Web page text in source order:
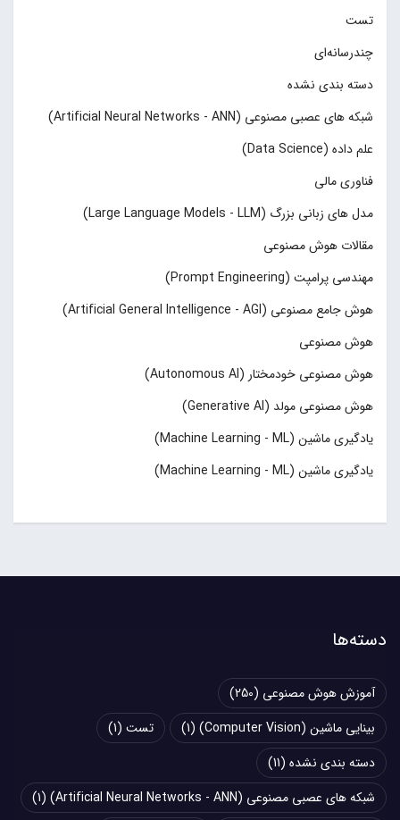
تست
چند‌‌رسانه‌ای
دسته بندی نشده
شبکه های عصبی مصنوعی (Artificial Neural Networks - ANN)
علم داده (Data Science)
فناوری مالی
مدل های زبانی بزرگ (Large Language Models - LLM)
مقالات هوش مصنوعی
مهندسی پرامپت (Prompt Engineering)
هوش جامع مصنوعی (Artificial General Intelligence - AGI)
هوش مصنوعی
هوش مصنوعی خودمختار (Autonomous AI)
هوش مصنوعی مولد (Generative AI)
یادگیری ماشین (Machine Learning - ML)
یادگیری ماشین (Machine Learning - ML)
دسته‌ها
آموزش هوش مصنوعی (250)
بینایی ماشین (Computer Vision)
(1) تست (1)
دسته بندی نشده (11)
شبکه های عصبی مصنوعی (Artificial Neural Networks - ANN)
(1)